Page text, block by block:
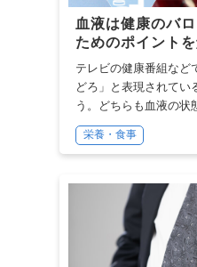
血液は健康のバ
ためのポイント
テレビの健康番組など
どろ」と表現されてい
う。どちらも血液の状
栄養・食事